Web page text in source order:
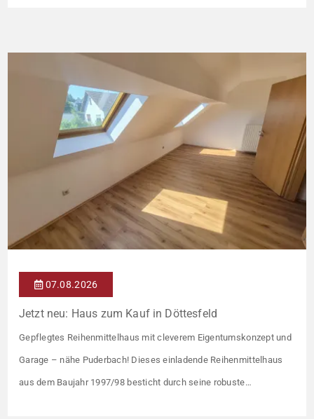
Grundstück (keine eigene Grünfläche, aber Terrasse). […]
07.08.2026
Jetzt neu: Haus zum Kauf in Döttesfeld
Gepflegtes Reihenmittelhaus mit cleverem Eigentumskonzept und
Garage – nähe Puderbach! Dieses einladende Reihenmittelhaus
aus dem Baujahr 1997/98 besticht durch seine robuste